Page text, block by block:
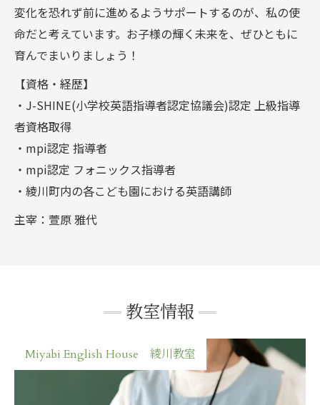
変化を恐れず前に進めるようサポートするのが、私の使
命だと考えています。お子様の輝く未来を、ぜひともに
育んでまいりましょう！
【資格・経歴】
・J-SHINE(小学校英語指導者認定協議会)認定 上級指導
者資格取得
・mpi認定 指導者
・mpi認定 フォニックス指導者
・綾川町内の各こども園における英語講師
主宰：萱原 雅代
教室情報
Miyabi English House 綾川教室